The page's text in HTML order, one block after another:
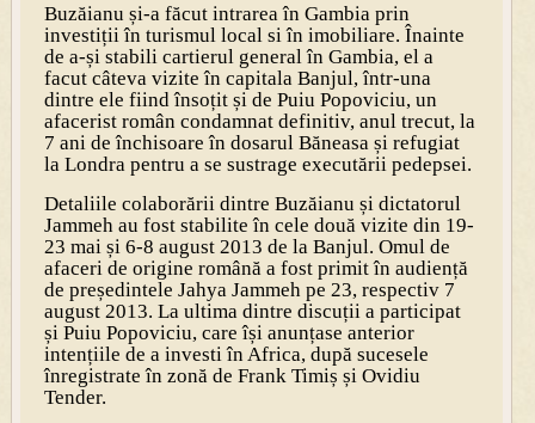
Buzăianu și-a făcut intrarea în Gambia prin
investiții în turismul local si în imobiliare. Înainte
de a-și stabili cartierul general în Gambia, el a
facut câteva vizite în capitala Banjul, într-una
dintre ele fiind însoțit și de Puiu Popoviciu, un
afacerist român condamnat definitiv, anul trecut, la
7 ani de închisoare în dosarul Băneasa și refugiat
la Londra pentru a se sustrage executării pedepsei.
Detaliile colaborării dintre Buzăianu și dictatorul
Jammeh au fost stabilite în cele două vizite din 19-
23 mai și 6-8 august 2013 de la Banjul. Omul de
afaceri de origine română a fost primit în audiență
de președintele Jahya Jammeh pe 23, respectiv 7
august 2013. La ultima dintre discuții a participat
și Puiu Popoviciu, care își anunțase anterior
intențiile de a investi în Africa, după sucesele
înregistrate în zonă de Frank Timiș și Ovidiu
Tender.